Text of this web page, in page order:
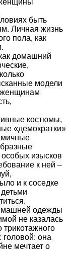
быть
Личная жизнь
пола, как
домашний
модели
женщинам
костюмы,
«демократки»
изысков
к ней –
и к соседке
одежды
не казалась
трикотажного
головой: она
мечтает о